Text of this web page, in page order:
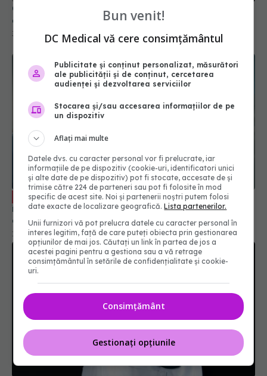
Consumul de alcool și kilogramele în plus,
asociate cu cancerul de sân
30 mar 2026, 15:05
EXCLUSIV Cum lucrează echipa multidisciplinară
în oncologie. Dr. Lucia Stănculeanu (SANADOR)
explică
18 sep 2025, 11:10
Bun venit!
DC Medical vă cere consimțământul
Publicitate și conținut personalizat, măsurători
ale publicității și de conținut, cercetarea
audienței și dezvoltarea serviciilor
Stocarea și/sau accesarea informațiilor de pe
un dispozitiv
Aflați mai multe
Datele dvs. cu caracter personal vor fi prelucrate, iar
informațiile de pe dispozitiv (cookie-uri, identificatori unici
și alte date de pe dispozitiv) pot fi stocate, accesate de și
trimise către 224 de parteneri sau pot fi folosite în mod
specific de acest site. Noi și partenerii noștri putem folosi
date exacte de localizare geografică.Lista partenerilor.
Unii furnizori vă pot prelucra datele cu caracter personal în
interes legitim, față de care puteți obiecta prin gestionarea
opțiunilor de mai jos. Căutați un link în partea de jos a
acestei pagini pentru a gestiona sau a vă retrage
consimțământul în setările de confidențialitate și cookie-
uri.
Consimțământ
Gestionați opțiunile